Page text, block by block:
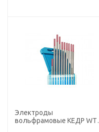
Электроды
вольфрамовые КЕДР WT-